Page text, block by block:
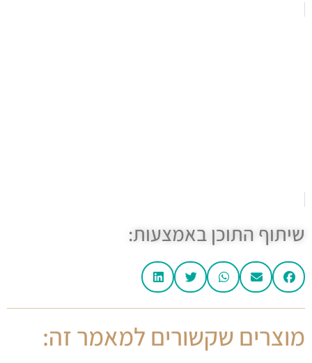
שיתוף התוכן באמצעות:
מוצרים שקשורים למאמר זה: